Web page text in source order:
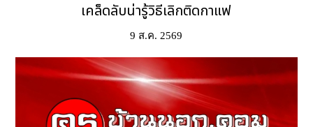
เคล็ดลับน่ารู้วิธีเลิกติดกาแฟ
9 ส.ค. 2569